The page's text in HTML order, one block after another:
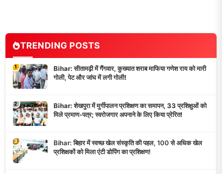
TRENDING POSTS
1
Bihar: सीतामढ़ी में गैंगवार, कुख्यात शराब माफिया गणेश राय को मारी
गोली, पेट और जांघ में लगी गोली!
2
Bihar: शेखपुरा में मुर्गीपालन प्रशिक्षण का समापन, 33 प्रशिक्षुओं को
मिले प्रमाण-पत्र; स्वरोजगार अपनाने के लिए किया प्रेरित!
3
Bihar: बिहार में स्वच्छ खेल संस्कृति की पहल, 100 से अधिक खेल
प्रशिक्षकों को मिला एंटी डोपिंग का प्रशिक्षण!